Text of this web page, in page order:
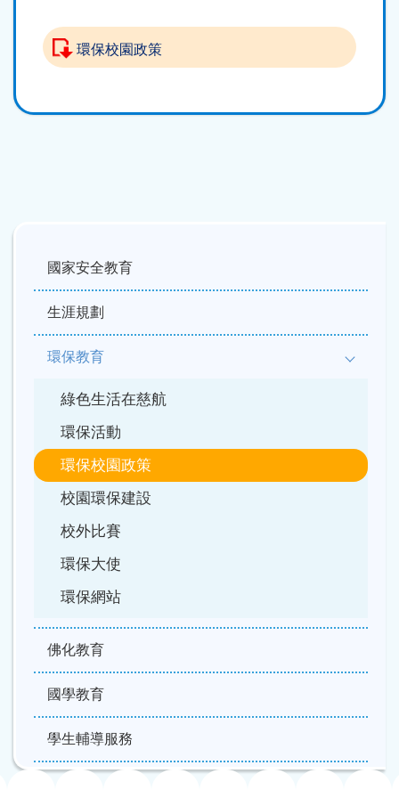
環保校園政策
Main
navigation
國家安全教育
生涯規劃
環保教育
綠色生活在慈航
環保活動
環保校園政策
校園環保建設
校外比賽
環保大使
環保網站
佛化教育
國學教育
學生輔導服務